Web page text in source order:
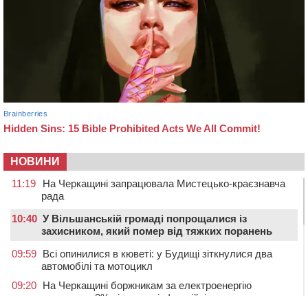
НОВИНИ
11:19
На Черкащині запрацювала Мистецько-краєзнавча
рада
10:40 У Вільшанській громаді попрощалися із
захисником, який помер від тяжких поранень
09:59 Всі опинилися в кюветі: у Будищі зіткнулися два
автомобілі та мотоцикл
09:20 На Черкащині боржникам за електроенергію